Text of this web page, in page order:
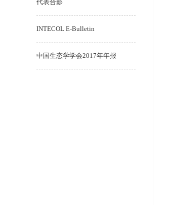
代表合影
INTECOL E-Bulletin
中国生态学学会2017年年报